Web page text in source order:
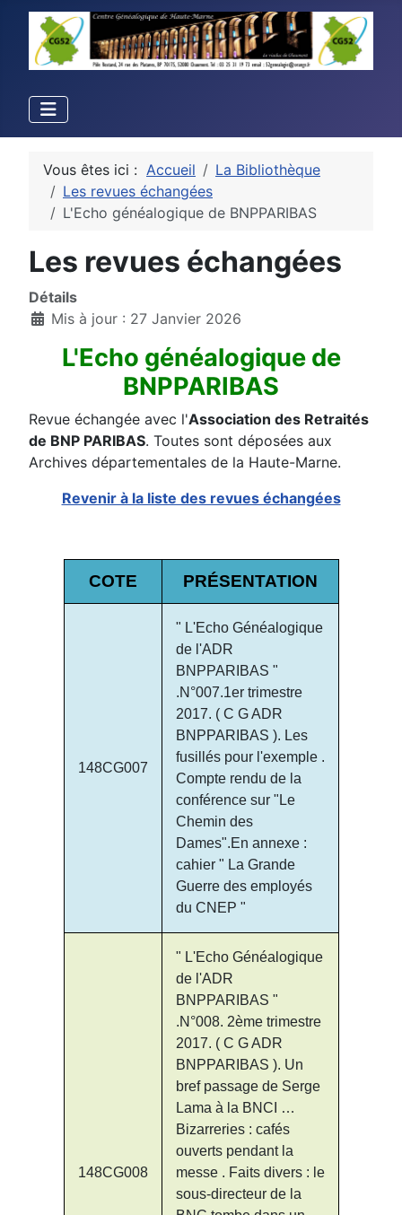
Vous êtes ici : Accueil
La Bibliothèque
Les revues échangées
L'Echo généalogique de BNPPARIBAS
Les revues échangées
Détails
Mis à jour : 27 Janvier 2026
L'Echo généalogique de
BNPPARIBAS
Revue échangée avec l'Association des Retraités
de BNP PARIBAS. Toutes sont déposées aux
Archives départementales de la Haute-Marne.
Revenir à la liste des revues échangées
COTE PRÉSENTATION
148CG007
" L'Echo Généalogique
de l'ADR
BNPPARIBAS "
.N°007.1er trimestre
2017. ( C G ADR
BNPPARIBAS ). Les
fusillés pour l'exemple .
Compte rendu de la
conférence sur "Le
Chemin des
Dames".En annexe :
cahier " La Grande
Guerre des employés
du CNEP "
148CG008
" L'Echo Généalogique
de l'ADR
BNPPARIBAS "
.N°008. 2ème trimestre
2017. ( C G ADR
BNPPARIBAS ). Un
bref passage de Serge
Lama à la BNCI …
Bizarreries : cafés
ouverts pendant la
messe . Faits divers : le
sous-directeur de la